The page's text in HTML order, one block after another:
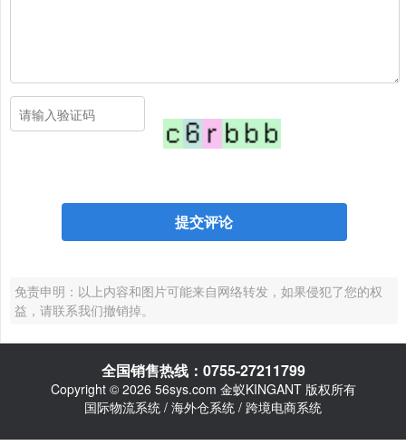
免责申明：以上内容和图片可能来自网络转发，如果侵犯了您的权
益，请联系我们撤销掉。
全国销售热线：0755-27211799
Copyright © 2026 56sys.com 金蚁KINGANT 版权所有
国际物流系统 / 海外仓系统 / 跨境电商系统